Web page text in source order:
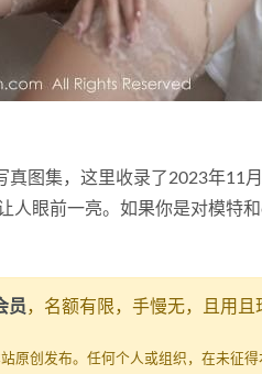
图集，这里收录了2023年11
人眼前一亮。如果你是对模特
员，名额有限，手慢无，且用且
原创发布。任何个人或组织，在未征